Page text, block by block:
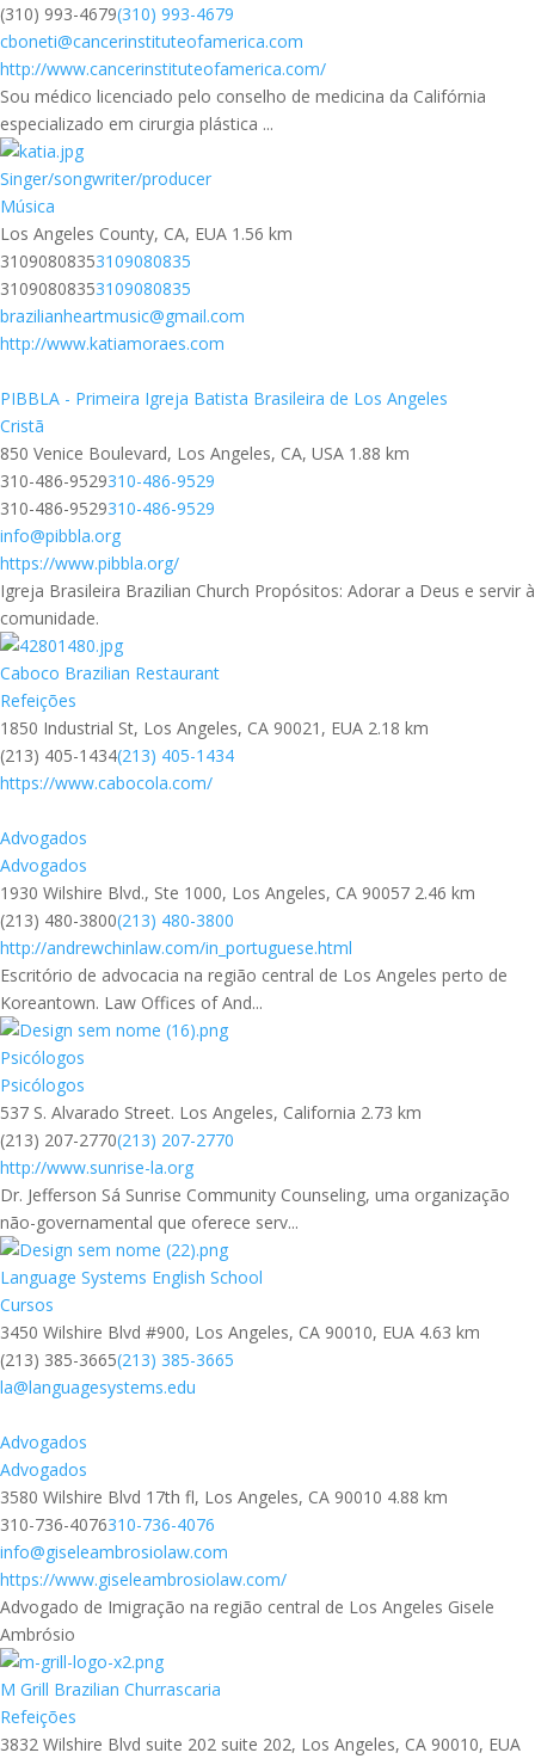
(310) 993-4679(310) 993-4679
cboneti@cancerinstituteofamerica.com
http://www.cancerinstituteofamerica.com/
Sou médico licenciado pelo conselho de medicina da Califórnia
especializado em cirurgia plástica ...
Singer/songwriter/producer
Música
Los Angeles County, CA, EUA 1.56 km
31090808353109080835
31090808353109080835
brazilianheartmusic@gmail.com
http://www.katiamoraes.com
PIBBLA - Primeira Igreja Batista Brasileira de Los Angeles
Cristã
850 Venice Boulevard, Los Angeles, CA, USA 1.88 km
310-486-9529310-486-9529
310-486-9529310-486-9529
info@pibbla.org
https://www.pibbla.org/
Igreja Brasileira Brazilian Church Propósitos: Adorar a Deus e servir à
comunidade.
Caboco Brazilian Restaurant
Refeições
1850 Industrial St, Los Angeles, CA 90021, EUA 2.18 km
(213) 405-1434(213) 405-1434
https://www.cabocola.com/
Advogados
Advogados
1930 Wilshire Blvd., Ste 1000, Los Angeles, CA 90057 2.46 km
(213) 480-3800(213) 480-3800
http://andrewchinlaw.com/in_portuguese.html
Escritório de advocacia na região central de Los Angeles perto de
Koreantown. Law Offices of And...
Psicólogos
Psicólogos
537 S. Alvarado Street. Los Angeles, California 2.73 km
(213) 207-2770(213) 207-2770
http://www.sunrise-la.org
Dr. Jefferson Sá Sunrise Community Counseling, uma organização
não-governamental que oferece serv...
Language Systems English School
Cursos
3450 Wilshire Blvd #900, Los Angeles, CA 90010, EUA 4.63 km
(213) 385-3665(213) 385-3665
la@languagesystems.edu
Advogados
Advogados
3580 Wilshire Blvd 17th fl, Los Angeles, CA 90010 4.88 km
310-736-4076310-736-4076
info@giseleambrosiolaw.com
https://www.giseleambrosiolaw.com/
Advogado de Imigração na região central de Los Angeles Gisele
Ambrósio
M Grill Brazilian Churrascaria
Refeições
3832 Wilshire Blvd suite 202 suite 202, Los Angeles, CA 90010, EUA